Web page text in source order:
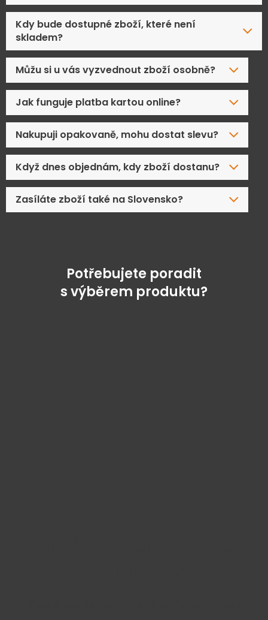
Kdy bude dostupné zboží, které není
skladem?
Můžu si u vás vyzvednout zboží osobně?
Jak funguje platba kartou online?
Nakupuji opakovaně, mohu dostat slevu?
Když dnes objednám, kdy zboží dostanu?
Zasíláte zboží také na Slovensko?
Potřebujete poradit
s výběrem produktu?